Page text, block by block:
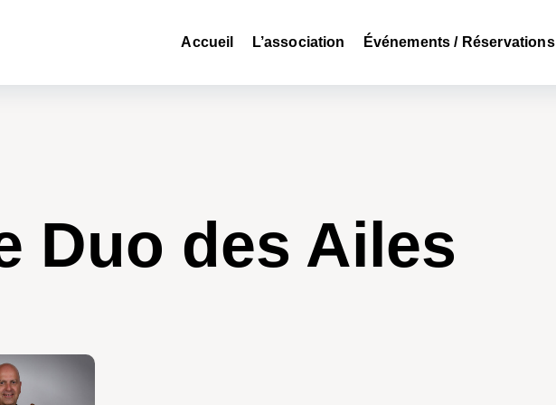
Accueil L’association Événements / Réservations
Duo des Ailes